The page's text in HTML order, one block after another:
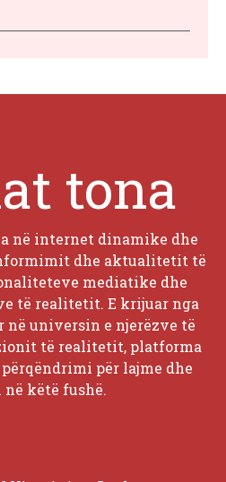
tona
në internet dinamike dhe
dhe aktualitetit të
mediatike dhe
të realitetit. E krijuar nga
në universin e njerëzve të
të realitetit, platforma
për lajme dhe
këtë fushë.